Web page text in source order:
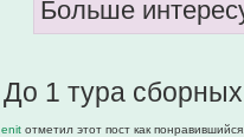
Больше
До 1 тура
enit отметил этот пост как